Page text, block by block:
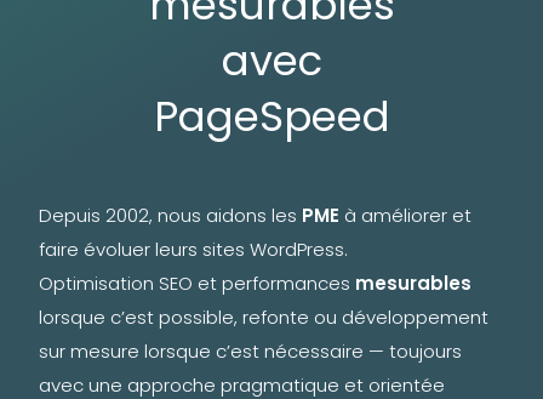
avec
PageSpeed
Depuis 2002, nous aidons les PME à améliorer et
faire évoluer leurs sites WordPress.
Optimisation SEO et performances mesurables
lorsque c’est possible, refonte ou développement
sur mesure lorsque c’est nécessaire — toujours
avec une approche pragmatique et orientée